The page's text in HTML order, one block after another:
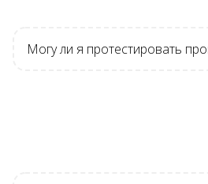
Могу ли я протестировать